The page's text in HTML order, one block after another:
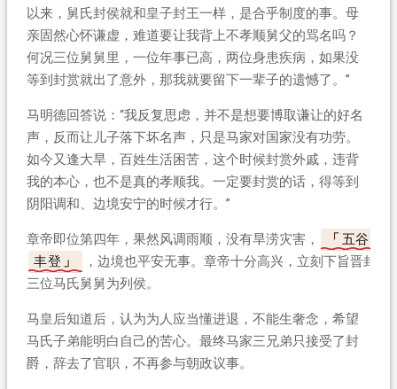
以来，舅氏封侯就和皇子封王一样，是合乎制度的事。母
亲固然心怀谦虚，难道要让我背上不孝顺舅父的骂名吗？
何况三位舅舅里，一位年事已高，两位身患疾病，如果没
等到封赏就出了意外，那我就要留下一辈子的遗憾了。”
马明德回答说：“我反复思虑，并不是想要博取谦让的好名
声，反而让儿子落下坏名声，只是马家对国家没有功劳。
如今又逢大旱，百姓生活困苦，这个时候封赏外戚，违背
我的本心，也不是真的孝顺我。一定要封赏的话，得等到
阴阳调和、边境安宁的时候才行。”
章帝即位第四年，果然风调雨顺，没有旱涝灾害，
五谷
丰登
，边境也平安无事。章帝十分高兴，立刻下旨晋封
三位马氏舅舅为列侯。
马皇后知道后，认为为人应当懂进退，不能生奢念，希望
马氏子弟能明白自己的苦心。最终马家三兄弟只接受了封
爵，辞去了官职，不再参与朝政议事。